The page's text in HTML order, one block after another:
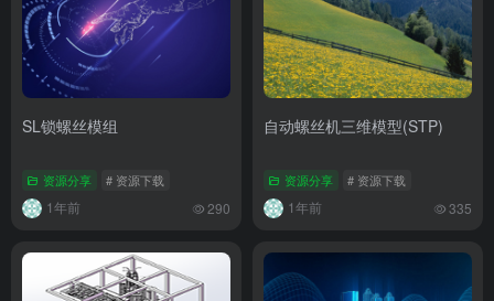
SL锁螺丝模组
资源分享 # 资源下载
1年前 290
自动螺丝机三维模型(STP)
资源分享 # 资源下载
1年前 335